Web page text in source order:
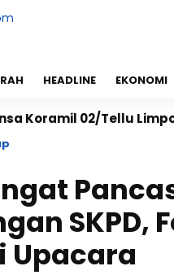
HEADLINE EKONOMI
02/Tellu Limpoe
SKPD,
Upacara